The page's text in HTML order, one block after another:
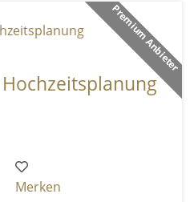
Premium Anbieter
Merken